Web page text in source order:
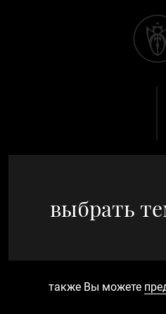
выбрать
также Вы можете